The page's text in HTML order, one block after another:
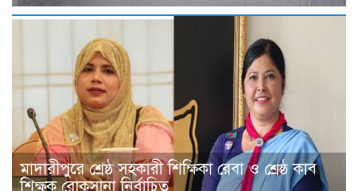
মাদারীপুরে শ্রেষ্ঠ সহকারী শিক্ষিকা রেবা ও শ্রেষ্ঠ কাব
শিক্ষক রোকসানা নির্বাচিত